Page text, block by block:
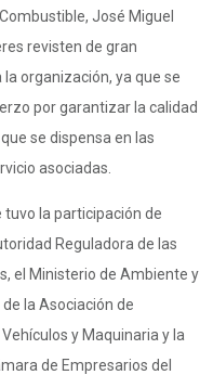
José Miguel
revisten de gran
organización, ya que se
por garantizar la calidad
se dispensa en las
asociadas.
tuvo la participación de
Reguladora de las
el Ministerio de Ambiente y
la Asociación de
y Maquinaria y la
de Empresarios del